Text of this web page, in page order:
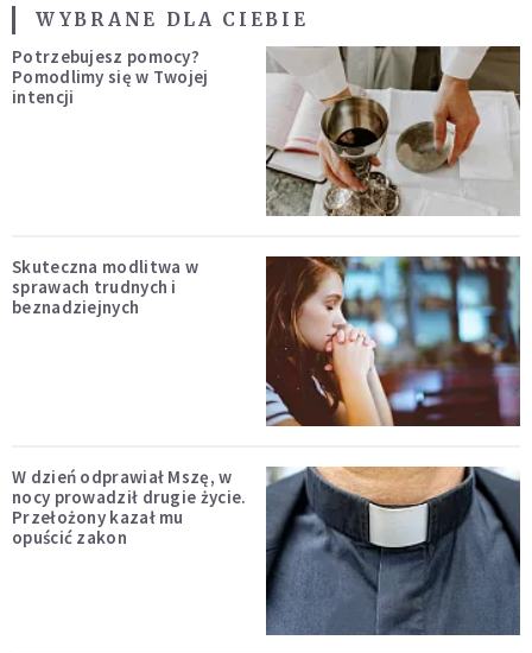
WYBRANE DLA CIEBIE
Potrzebujesz pomocy?
Pomodlimy się w Twojej
intencji
Skuteczna modlitwa w
sprawach trudnych i
beznadziejnych
W dzień odprawiał Mszę, w
nocy prowadził drugie życie.
Przełożony kazał mu
opuścić zakon